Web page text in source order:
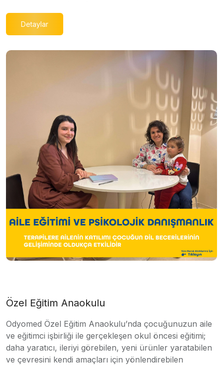
Detaylar
Özel Eğitim Anaokulu
Odyomed Özel Eğitim Anaokulu’nda çocuğunuzun aile
ve eğitimci işbirliği ile gerçekleşen okul öncesi eğitimi;
daha yaratıcı, ileriyi görebilen, yeni ürünler yaratabilen
ve çevresini kendi amaçları için yönlendirebilen